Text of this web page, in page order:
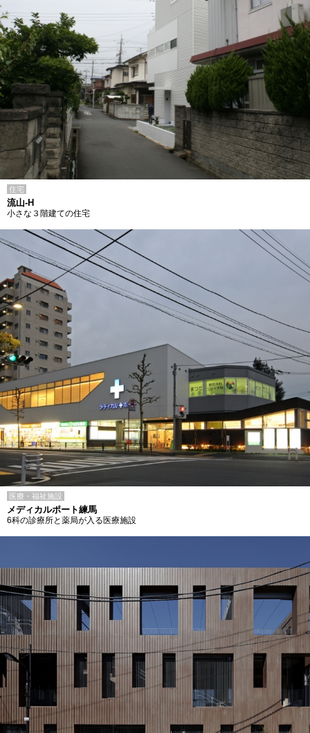
住宅
流山-H
小さな３階建ての住宅
医療・福祉施設
メディカルポート練馬
6科の診療所と薬局が入る医療施設